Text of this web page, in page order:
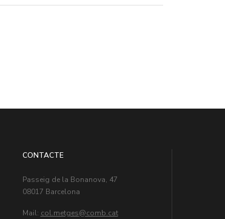
CONTACTE
Passeig de la Bonanova, 47
08017 Barcelona
Mail: col.metges